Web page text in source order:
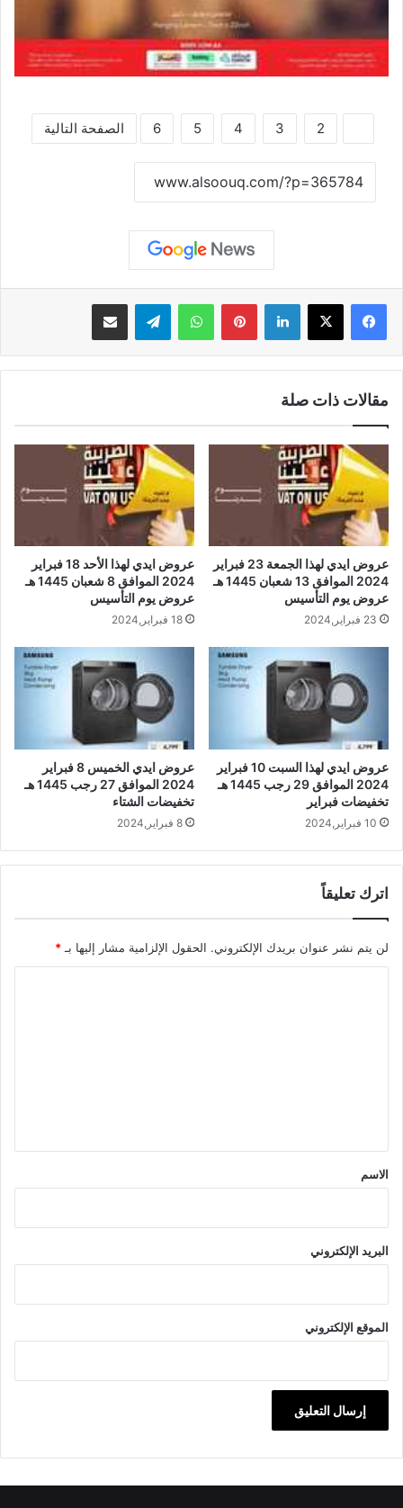
2
3
4
5
6 الصفحة التالية
لينكدإن بينتيريستواتساب تيلقرام مشاركة عبر البريد
مقالات ذات صلة
عروض ايدي لهذا الجمعة 23 فبراير
2024 الموافق 13 شعبان 1445 هـ
عروض يوم التأسيس
23 فبراير,2024
عروض ايدي لهذا الأحد 18 فبراير
2024 الموافق 8 شعبان 1445 هـ
عروض يوم التأسيس
18 فبراير,2024
عروض ايدي لهذا السبت 10 فبراير
2024 الموافق 29 رجب 1445 هـ
تخفيضات فبراير
10 فبراير,2024
عروض ايدي الخميس 8 فبراير
2024 الموافق 27 رجب 1445 هـ
تخفيضات الشتاء
8 فبراير,2024
اترك تعليقاً
لن يتم نشر عنوان بريدك الإلكتروني. الحقول الإلزامية مشار إليها بـ *
*
الاسم
البريد الإلكتروني
الموقع الإلكتروني